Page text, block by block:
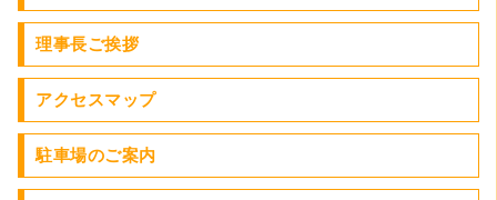
理事長ご挨拶
アクセスマップ
駐車場のご案内